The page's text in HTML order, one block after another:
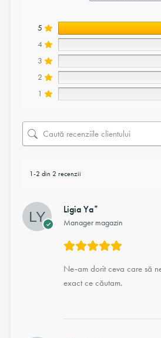
5
4
3
2
1
1-2 din 2 recenzii
Ligia Ya*
Manager magazin
Ne-am dorit ceva care să
exact ce căutam.